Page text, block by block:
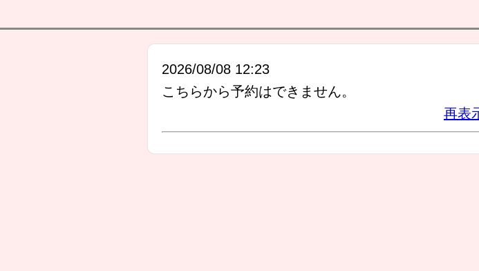
2026/08/08 12:23
こちらから予約はできません。
再表